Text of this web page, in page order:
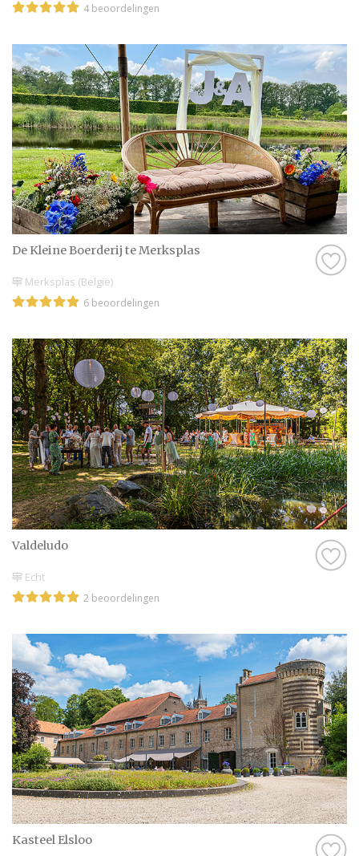
4 beoordelingen
De Kleine Boerderij te Merksplas
Merksplas (België)
6 beoordelingen
Valdeludo
Echt
2 beoordelingen
Kasteel Elsloo